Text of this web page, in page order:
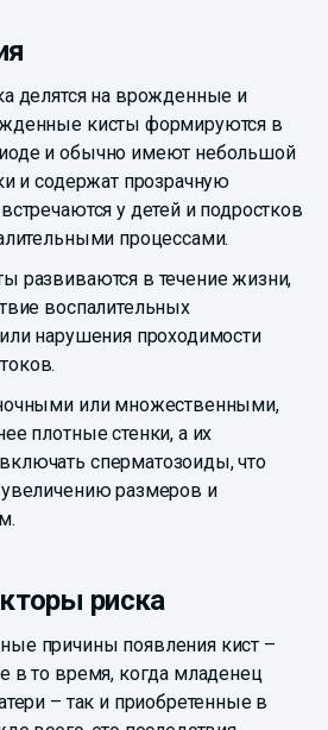
делятся на врожденные и
кисты формируются в
и обычно имеют небольшой
и содержат прозрачную
у детей и подростков
процессами.
развиваются в течение жизни,
воспалительных
нарушения проходимости
или множественными,
плотные стенки, а их
сперматозоиды, что
размеров и
риска
причины появления кист –
в то время, когда младенец
– так и приобретенные в